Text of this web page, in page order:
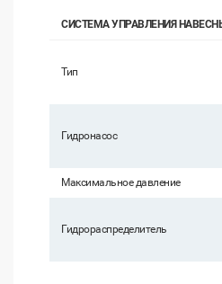
СИСТЕМА УПРАВЛЕНИЯ
Тип
Гидронасос
Максимальное давление
Гидрораспределитель